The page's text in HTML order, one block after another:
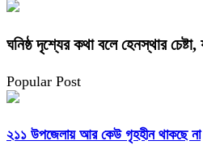
ঘনিষ্ঠ দৃশ্যের কথা বলে হেনস্থার
Popular Post
২১১ উপজেলায় আর কেউ গৃহহীন থাকছে না